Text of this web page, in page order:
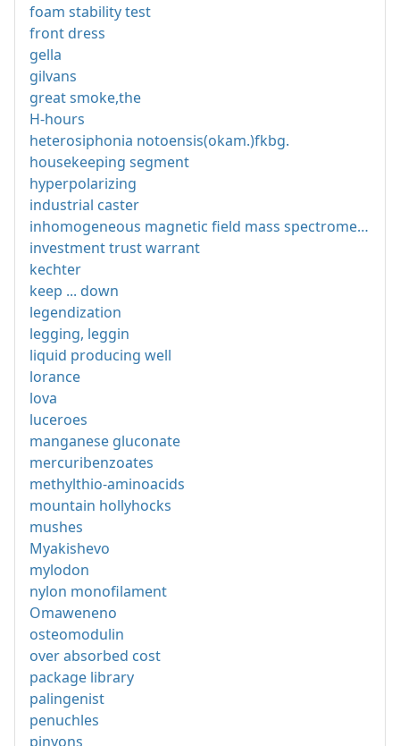
foam stability test
front dress
gella
gilvans
great smoke,the
H-hours
heterosiphonia notoensis(okam.)fkbg.
housekeeping segment
hyperpolarizing
industrial caster
inhomogeneous magnetic field mass spectrometer
investment trust warrant
kechter
keep ... down
legendization
legging, leggin
liquid producing well
lorance
lova
luceroes
manganese gluconate
mercuribenzoates
methylthio-aminoacids
mountain hollyhocks
mushes
Myakishevo
mylodon
nylon monofilament
Omaweneno
osteomodulin
over absorbed cost
package library
palingenist
penuchles
pinyons